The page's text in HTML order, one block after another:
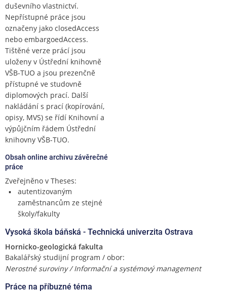
duševního vlastnictví.
Nepřístupné práce jsou
označeny jako closedAccess
nebo embargoedAccess.
Tištěné verze prácí jsou
uloženy v Ústřední knihovně
VŠB-TUO a jsou prezenčně
přístupné ve studovně
diplomových prací. Další
nakládání s prací (kopírování,
opisy, MVS) se řídí Knihovní a
výpůjčním řádem Ústřední
knihovny VŠB-TUO.
Obsah online archivu závěrečné
práce
Zveřejněno v Theses:
autentizovaným
zaměstnancům ze stejné
školy/fakulty
Vysoká škola báňská - Technická univerzita Ostrava
Hornicko-geologická fakulta
Bakalářský studijní program / obor:
Nerostné suroviny / Informační a systémový management
Práce na příbuzné téma